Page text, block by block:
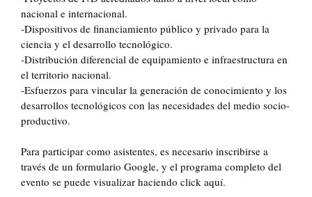
nacional e internacional.
-Dispositivos de financiamiento público y privado para la
ciencia y el desarrollo tecnológico.
-Distribución diferencial de equipamiento e infraestructura en
el territorio nacional.
-Esfuerzos para vincular la generación de conocimiento y los
desarrollos tecnológicos con las necesidades del medio socio-
productivo.
Para participar como asistentes, es necesario inscribirse a
través de un formulario Google, y el programa completo del
evento se puede visualizar haciendo click aquí.